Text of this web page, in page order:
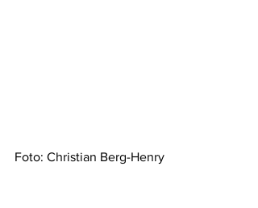
Foto: Christian Berg-Henry